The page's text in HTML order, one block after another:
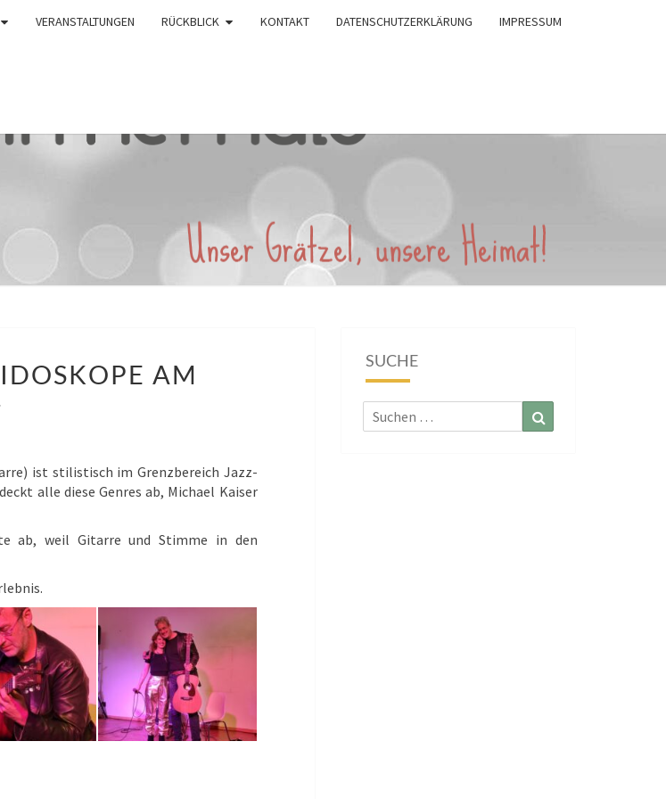
VERANSTALTUNGEN RÜCKBLICK KONTAKT DATENSCHUTZERKLÄRUNG IMPRESSUM
AM
ist stilistisch im Grenzbereich Jazz-
alle diese Genres ab, Michael Kaiser
ab, weil Gitarre und Stimme in den
SUCHE
Suchen
nach: